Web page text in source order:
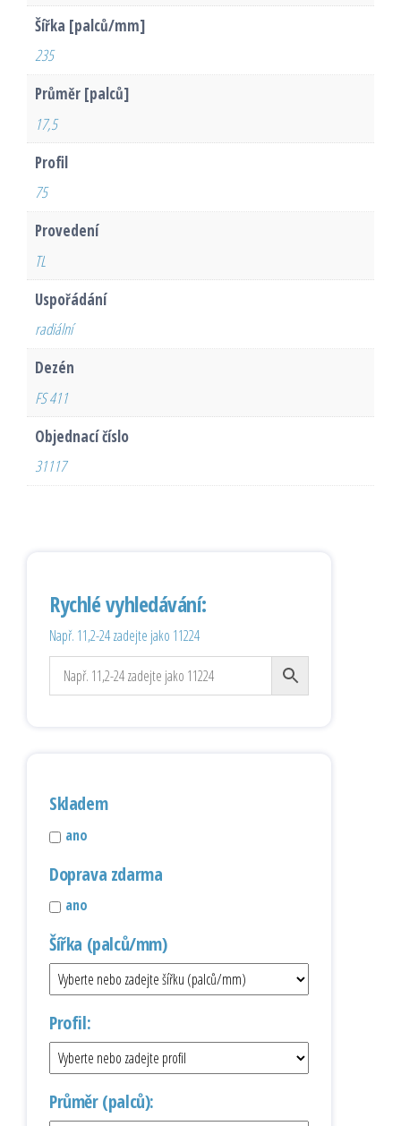
Šířka [palců/mm]
235
Průměr [palců]
17,5
Profil
75
Provedení
TL
Uspořádání
radiální
Dezén
FS 411
Objednací číslo
31117
Rychlé vyhledávání:
Např. 11,2-24 zadejte jako 11224
Skladem
ano
Doprava zdarma
ano
Šířka (palců/mm)
Profil:
Průměr (palců):